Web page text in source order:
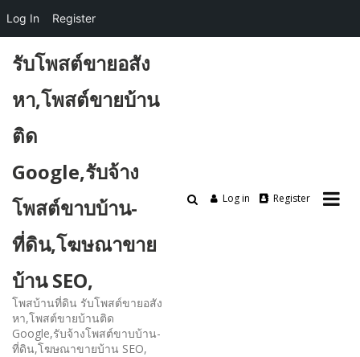
content
รับโพสต์ขายอสัง
หา,โพสต์ขายบ้าน
ติด
Google,รับจ้าง
โพสต์ขาบบ้าน-
ที่ดิน,โฆษณาขาย
บ้าน SEO,
โพสบ้านที่ดิน รับโพสต์ขายอสัง
หา,โพสต์ขายบ้านติด
Google,รับจ้างโพสต์ขาบบ้าน-
ที่ดิน,โฆษณาขายบ้าน SEO,
Log in Register
Log In Register